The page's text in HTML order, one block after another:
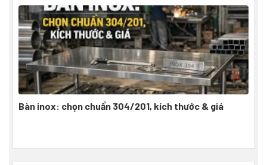
Bàn inox: chọn chuẩn 304/201, kích thước & giá